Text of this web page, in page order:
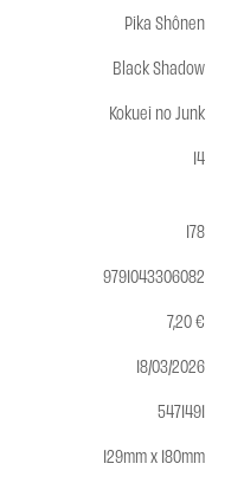
Pika Shônen
Black Shadow
Kokuei no Junk
14
178
9791043306082
7,20 €
18/03/2026
5471491
129mm x 180mm